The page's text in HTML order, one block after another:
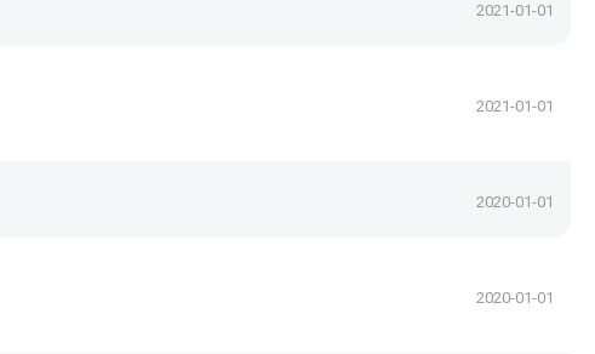
2021-01-01
2021-01-01
2020-01-01
2020-01-01